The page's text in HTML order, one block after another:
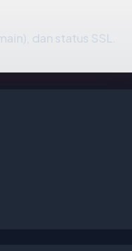
dan status SSL.